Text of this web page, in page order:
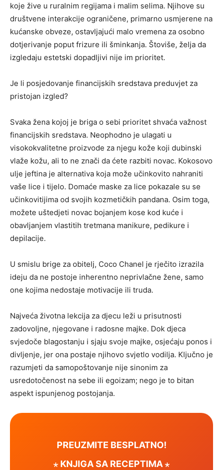
koje žive u ruralnim regijama i malim selima. Njihove su
društvene interakcije ograničene, primarno usmjerene na
kućanske obveze, ostavljajući malo vremena za osobno
dotjerivanje poput frizure ili šminkanja. Štoviše, želja da
izgledaju estetski dopadljivi nije im prioritet.
Je li posjedovanje financijskih sredstava preduvjet za
pristojan izgled?
Svaka žena kojoj je briga o sebi prioritet shvaća važnost
financijskih sredstava. Neophodno je ulagati u
visokokvalitetne proizvode za njegu kože koji dubinski
vlaže kožu, ali to ne znači da ćete razbiti novac. Kokosovo
ulje jeftina je alternativa koja može učinkovito nahraniti
vaše lice i tijelo. Domaće maske za lice pokazale su se
učinkovitijima od svojih kozmetičkih pandana. Osim toga,
možete uštedjeti novac bojanjem kose kod kuće i
obavljanjem vlastitih tretmana manikure, pedikure i
depilacije.
U smislu brige za obitelj, Coco Chanel je rječito izrazila
ideju da ne postoje inherentno neprivlačne žene, samo
one kojima nedostaje motivacije ili truda.
Najveća životna lekcija za djecu leži u prisutnosti
zadovoljne, njegovane i radosne majke. Dok djeca
svjedoče blagostanju i sjaju svoje majke, osjećaju ponos i
divljenje, jer ona postaje njihovo svjetlo vodilja. Ključno je
razumjeti da samopoštovanje nije sinonim za
usredotočenost na sebe ili egoizam; nego je to bitan
aspekt ispunjenog postojanja.
PREUZMITE BESPLATNO!
⋆ KNJIGA SA RECEPTIMA ⋆